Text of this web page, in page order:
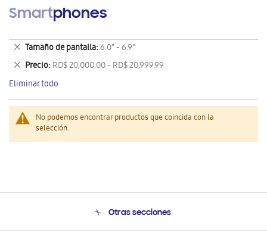
Smartphones
No podemos encontrar productos que coincida con la
selección.
Tamaño de pantalla 6.0" - 6.9"
Eliminar
este
artículo
Precio RD$ 20,000.00 - RD$ 20,999.99
Eliminar
este
artículo
Eliminar todo
Otras secciones